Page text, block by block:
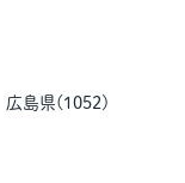
広島県( 1052 )